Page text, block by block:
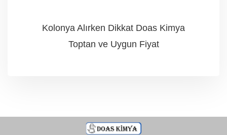
Kolonya Alırken Dikkat Doas Kimya
Toptan ve Uygun Fiyat